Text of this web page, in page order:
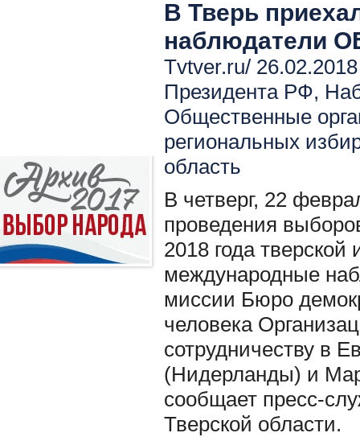
В Тверь
наблюдатели
Tvtver.ru/
Президента РФ,
Общественные
региональных
область
В четверг, 22
проведения
2018 года
международные
миссии Бюро
человека
сотрудничеству в
(Нидерланды) и
сообщает пресс-
Тверской области.